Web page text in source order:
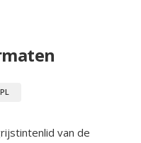
van de